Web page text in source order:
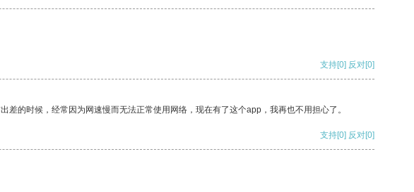
支持[0] 反对[0]
的时候，经常因为网速慢而无法正常使用网络，现在有了这个app，我再也不用担心了。
支持[0] 反对[0]